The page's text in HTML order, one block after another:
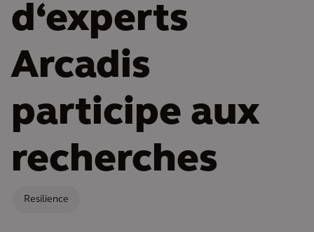
d‘experts
Arcadis
participe aux
recherches
Resilience